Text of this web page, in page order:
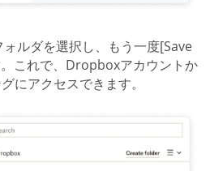
ルダを選択し、もう一度[Save
これで、Dropboxアカウントか
にアクセスできます。